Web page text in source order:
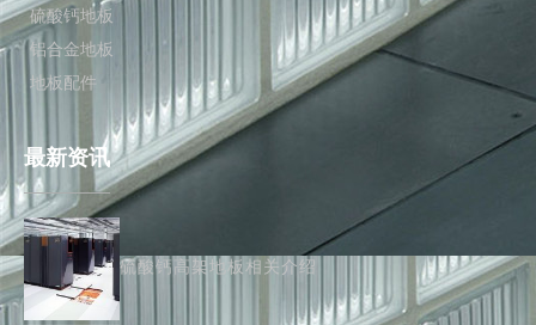
硫酸钙地板
铝合金地板
地板配件
最新资讯
硫酸钙高架地板相关介绍